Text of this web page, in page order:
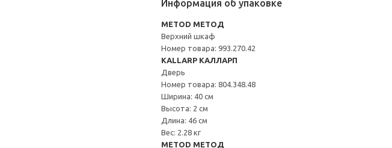
Информация об упаковке
METOD МЕТОД
Верхний шкаф
Номер товара: 993.270.42
KALLARP КАЛЛАРП
Дверь
Номер товара: 804.348.48
Ширина: 40 см
Высота: 2 см
Длина: 46 см
Вес: 2.28 кг
METOD МЕТОД